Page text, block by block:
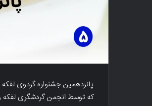
پانزدهمین جشنواره گردوی لفکه